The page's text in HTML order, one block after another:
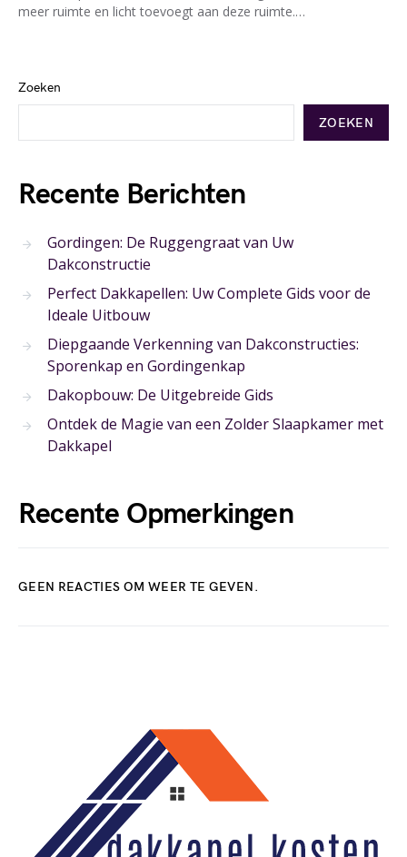
meer ruimte en licht toevoegt aan deze ruimte.…
Zoeken
ZOEKEN
Recente Berichten
Gordingen: De Ruggengraat van Uw
Dakconstructie
Perfect Dakkapellen: Uw Complete Gids voor de
Ideale Uitbouw
Diepgaande Verkenning van Dakconstructies:
Sporenkap en Gordingenkap
Dakopbouw: De Uitgebreide Gids
Ontdek de Magie van een Zolder Slaapkamer met
Dakkapel
Recente Opmerkingen
GEEN REACTIES OM WEER TE GEVEN.